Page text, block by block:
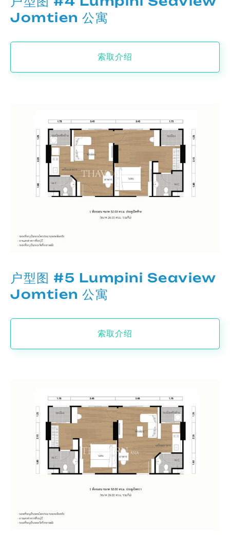
Jomtien 公寓
索取介绍
户型图 #5 Lumpini Seaview
Jomtien 公寓
索取介绍